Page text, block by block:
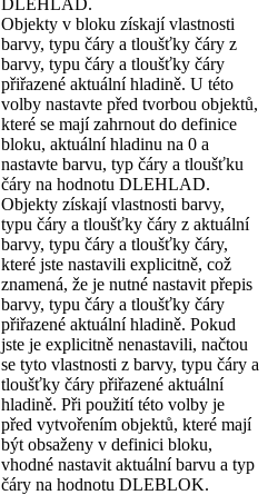
Objekty v bloku získají vlastnosti
barvy, typu čáry a tloušťky čáry z
barvy, typu čáry a tloušťky čáry
přiřazené aktuální hladině. U této
volby nastavte před tvorbou objektů,
které se mají zahrnout do definice
bloku, aktuální hladinu na 0 a
nastavte barvu, typ čáry a tloušťku
čáry na hodnotu DLEHLAD.
Objekty získají vlastnosti barvy,
typu čáry a tloušťky čáry z aktuální
barvy, typu čáry a tloušťky čáry,
které jste nastavili explicitně, což
znamená, že je nutné nastavit přepis
barvy, typu čáry a tloušťky čáry
přiřazené aktuální hladině. Pokud
jste je explicitně nenastavili, načtou
se tyto vlastnosti z barvy, typu čáry a
tloušťky čáry přiřazené aktuální
hladině. Při použití této volby je
před vytvořením objektů, které mají
být obsaženy v definici bloku,
vhodné nastavit aktuální barvu a typ
čáry na hodnotu DLEBLOK.